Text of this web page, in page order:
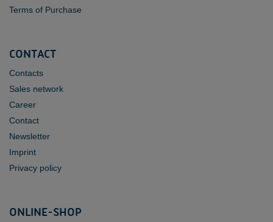
Terms of Purchase
CONTACT
Contacts
Sales network
Career
Contact
Newsletter
Imprint
Privacy policy
ONLINE-SHOP